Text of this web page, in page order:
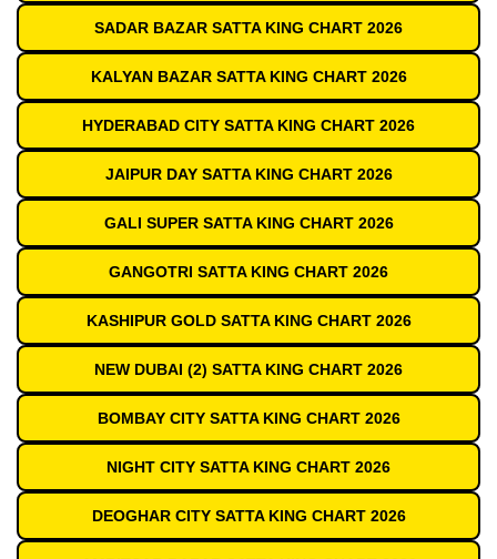
SADAR BAZAR SATTA KING CHART 2026
KALYAN BAZAR SATTA KING CHART 2026
HYDERABAD CITY SATTA KING CHART 2026
JAIPUR DAY SATTA KING CHART 2026
GALI SUPER SATTA KING CHART 2026
GANGOTRI SATTA KING CHART 2026
KASHIPUR GOLD SATTA KING CHART 2026
NEW DUBAI (2) SATTA KING CHART 2026
BOMBAY CITY SATTA KING CHART 2026
NIGHT CITY SATTA KING CHART 2026
DEOGHAR CITY SATTA KING CHART 2026